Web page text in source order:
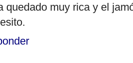
quedado muy rica y el